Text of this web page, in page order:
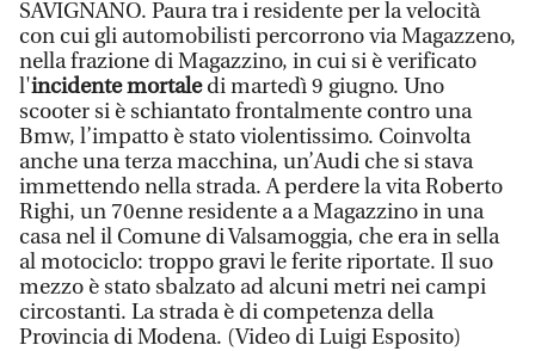
SAVIGNANO. Paura tra i residente per la velocità
con cui gli automobilisti percorrono via Magazzeno,
nella frazione di Magazzino, in cui si è verificato
l'incidente mortaledi martedì 9 giugno. Uno
scootersi è schiantato frontalmente contro una
Bmw, l’impatto è stato violentissimo. Coinvolta
anche una terza macchina, un’Audi che si stava
immettendo nella strada. A perdere la vita Roberto
Righi, un 70enne residente a a Magazzino in una
casa nel il Comune di Valsamoggia, che era in sella
al motociclo: troppo gravi le ferite riportate. Il suo
mezzo è stato sbalzato ad alcuni metri nei campi
circostanti. La strada è di competenza della
Provincia di Modena. (Video di Luigi Esposito)